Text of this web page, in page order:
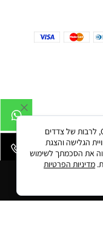
לידיעתך, באתרנו נעשה שימוש בקבצי Cookies, לרבות של צדדים
הגלישה והצגת
את הסכמתך לשימוש
מדיניות הפרטיות